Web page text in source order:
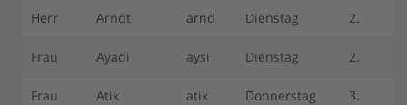
Herr Arndt arnd Dienstag 2.
Frau Ayadi aysi Dienstag 2.
Frau Atik atik Donnerstag 3.